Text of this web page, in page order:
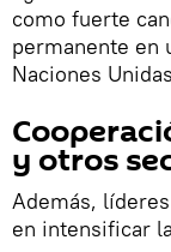
como fuerte
permanente en
Naciones
y otros
Además,
en intensificar la